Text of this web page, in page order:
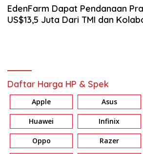
EdenFarm Dapat Pendanaan
US$13,5 Juta Dari TMI dan
Daftar Harga HP & Spek
Apple Asus
Huawei Infinix
Oppo Razer